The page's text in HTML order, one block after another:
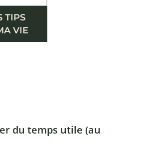
TIPS
VIE
du temps utile (au